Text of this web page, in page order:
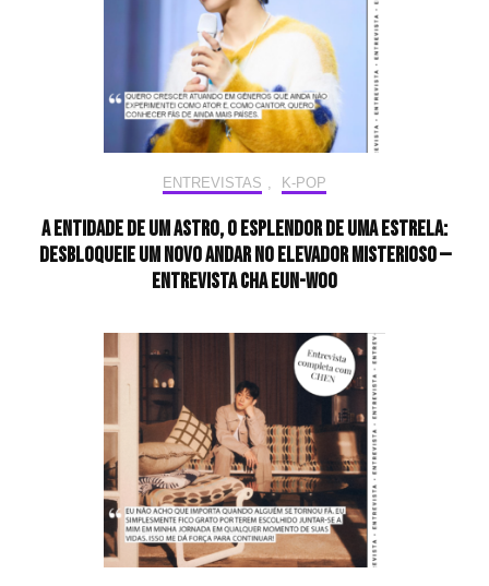
ENTREVISTAS K-POP
A entidade de um astro, o esplendor de uma estrela:
desbloqueie um novo andar no elevador misterioso —
Entrevista CHA EUN-WOO